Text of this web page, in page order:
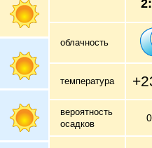
облачность
температура
вероятность
осадков